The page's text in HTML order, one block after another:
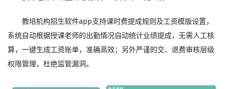
教培机构招生软件app支持课时费提成规则及工资模版设置，
系统自动根据授课老师的出勤情况自动统计业绩提成，无需人工核
算，一键生成工资账单，准确高效；另外严谨的交、退费审核层级
权限管理，杜绝监管漏洞。